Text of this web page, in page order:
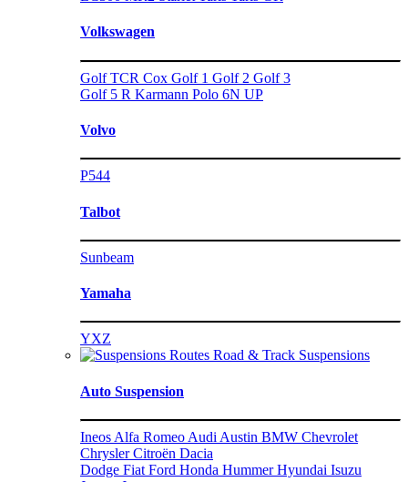
Volkswagen
Golf TCR Cox Golf 1 Golf 2 Golf 3
Golf 5 R Karmann Polo 6N UP
Volvo
P544
Talbot
Sunbeam
Yamaha
YXZ
Road & Track Suspensions
Auto Suspension
Ineos Alfa Romeo Audi Austin BMW Chevrolet
Chrysler Citroën Dacia
Dodge Fiat Ford Honda Hummer Hyundai Isuzu